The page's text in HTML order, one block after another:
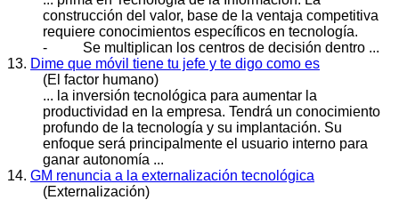
construcción del valor, base de la ventaja competitiva
requiere conocimientos específicos en tecnología.
- Se multiplican los centros de decisión dentro ...
13. Dime que móvil tiene tu jefe y te digo como es
(El factor humano)
... la inversión tecnológica para aumentar la
productividad en la empresa. Tendrá un conocimiento
profundo de la tecnología y su implantación. Su
enfoque será principalmente el usuario interno para
ganar autonomía ...
14. GM renuncia a la externalización tecnológica
(Externalización)